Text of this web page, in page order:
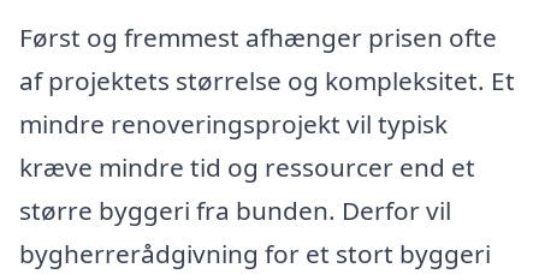
Først og fremmest afhænger prisen ofte
af projektets størrelse og kompleksitet. Et
mindre renoveringsprojekt vil typisk
kræve mindre tid og ressourcer end et
større byggeri fra bunden. Derfor vil
bygherrerådgivning for et stort byggeri